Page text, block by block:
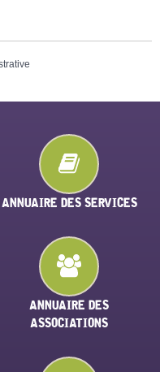
ANNUAIRE DES SERVICES
ANNUAIRE DES
ASSOCIATIONS